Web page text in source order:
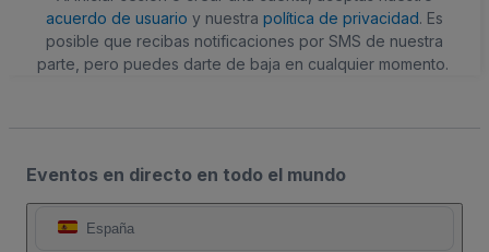
acuerdo de usuario y nuestra política de privacidad. Es
posible que recibas notificaciones por SMS de nuestra
parte, pero puedes darte de baja en cualquier momento.
Eventos en directo en todo el mundo
España